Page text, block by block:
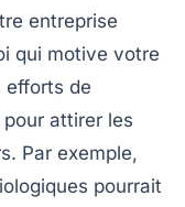
entreprise
qui motive votre
efforts de
attirer les
Par exemple,
pourrait